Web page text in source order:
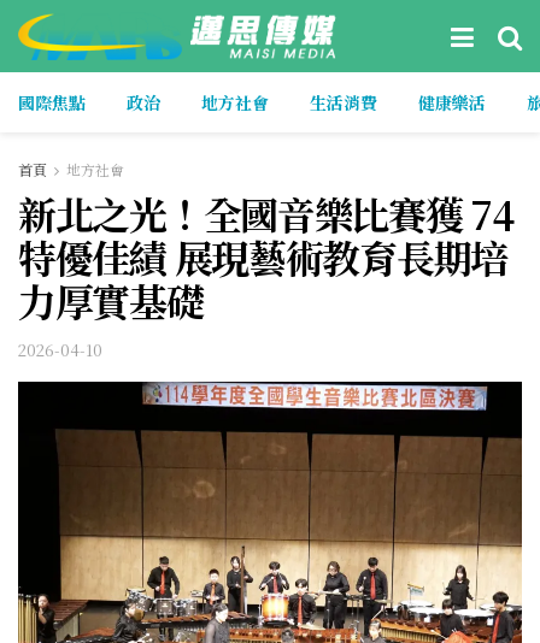
國際焦點 政治 地方社會 生活消費 健康樂活
首頁 地方社會
新北之光！全國音樂比賽獲 74
特優佳績 展現藝術教育長期培
力厚實基礎
2026-04-10